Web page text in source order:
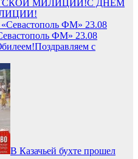
С ДНЁМ
ФМ» 23.08
Поздравляем с
В Казачьей бухте прошел